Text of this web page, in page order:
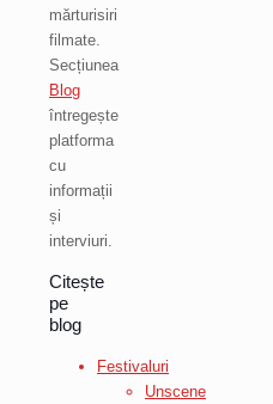
mărturisiri
filmate.
Secțiunea
Blog
întregește
platforma
cu
informații
și
interviuri.
Citește
pe
blog
Festivaluri
Unscene